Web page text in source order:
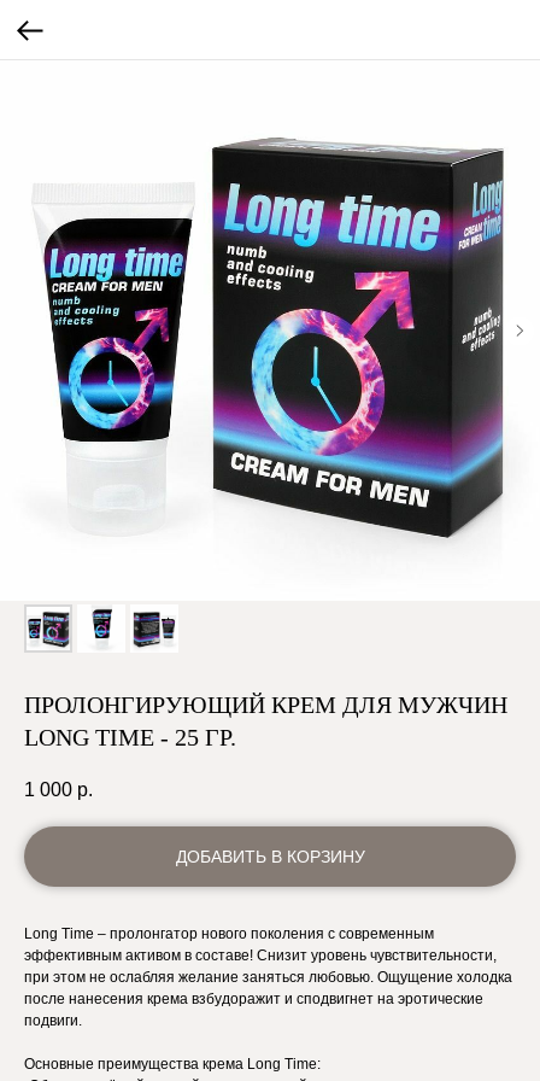
ПРОЛОНГИРУЮЩИЙ КРЕМ ДЛЯ МУЖЧИН
LONG TIME - 25 ГР.
1 000 р.
ДОБАВИТЬ В КОРЗИНУ
Long Time – пролонгатор нового поколения с современным
эффективным активом в составе! Cнизит уровень чувствительности,
при этом не ослабляя желание заняться любовью. Ощущение холодка
после нанесения крема взбудоражит и сподвигнет на эротические
подвиги.
Основные преимущества крема Long Time: